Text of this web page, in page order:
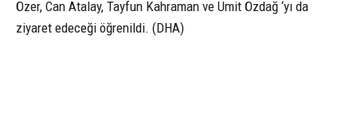
Özer, Can Atalay, Tayfun Kahraman ve Ümit Özdağ ‘yı da
ziyaret edeceği öğrenildi. (DHA)